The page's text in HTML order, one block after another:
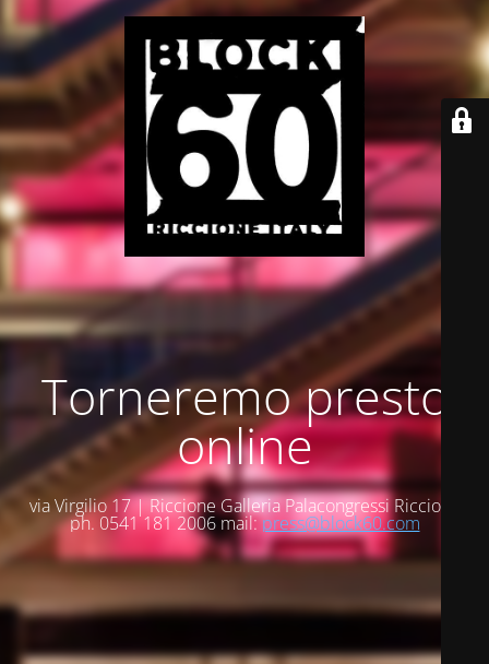
Torneremo presto
online
via Virgilio 17 | Riccione Galleria Palacongressi Riccione
ph. 0541 181 2006 mail:press@block60.com